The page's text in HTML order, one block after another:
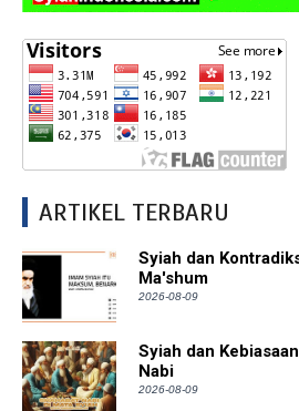
ARTIKEL TERBARU
Syiah dan
Ma'shum
2026-08-09
Syiah dan
Nabi
2026-08-09